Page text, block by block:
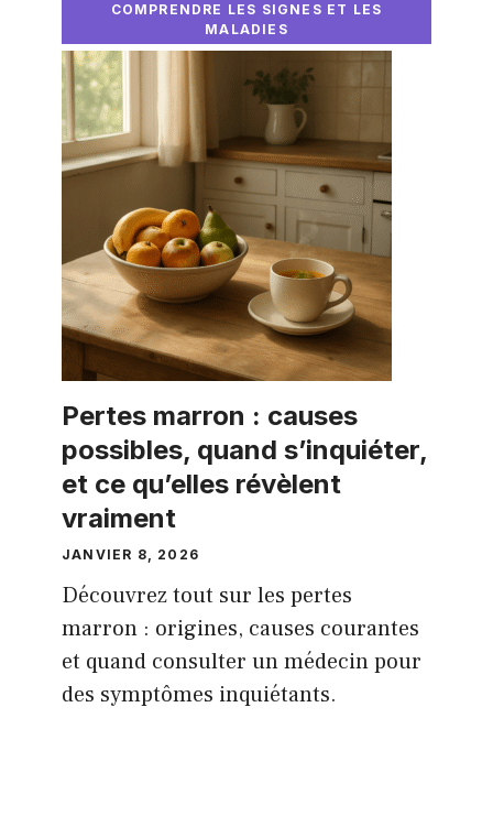
COMPRENDRE LES SIGNES ET LES
MALADIES
Pertes marron : causes
possibles, quand s’inquiéter,
et ce qu’elles révèlent
vraiment
JANVIER 8, 2026
Découvrez tout sur les pertes
marron : origines, causes courantes
et quand consulter un médecin pour
des symptômes inquiétants.